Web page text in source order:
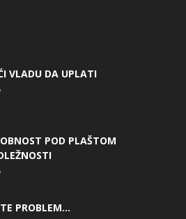
VLADU DA UPLATI
POD PLAŠTOM
PROBLEM…